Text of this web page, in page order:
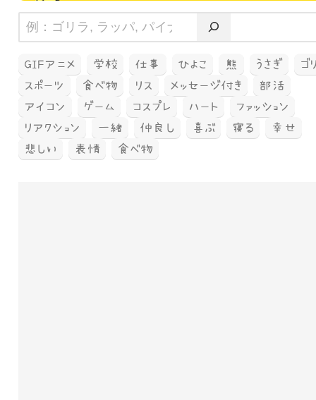
GIFアニメ 学校 仕事 ひよこ 熊 うさぎ
ゴ
スポーツ
食べ物 リス メッセージ付き
部活
アイコン
ゲーム コスプレ ハート
ファッション
リアクション
一緒 仲良し 喜ぶ 寝る
幸せ
悲しい
表情 食べ物